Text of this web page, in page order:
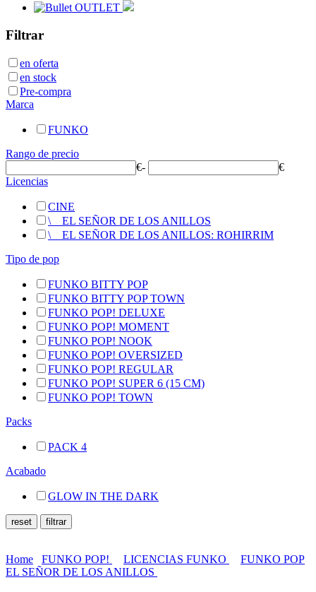
OUTLET
Filtrar
en oferta
en stock
Pre-compra
Marca
FUNKO
Rango de precio
€-
€
Licencias
CINE
\__ EL SEÑOR DE LOS ANILLOS
\__ EL SEÑOR DE LOS ANILLOS: ROHIRRIM
Tipo de pop
FUNKO BITTY POP
FUNKO BITTY POP TOWN
FUNKO POP! DELUXE
FUNKO POP! MOMENT
FUNKO POP! NOOK
FUNKO POP! OVERSIZED
FUNKO POP! REGULAR
FUNKO POP! SUPER 6 (15 CM)
FUNKO POP! TOWN
Packs
PACK 4
Acabado
GLOW IN THE DARK
Home FUNKO POP! LICENCIAS FUNKO
FUNKO POP
EL SEÑOR DE LOS ANILLOS